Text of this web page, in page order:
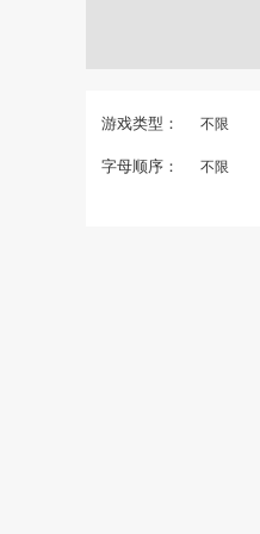
游戏类型： 不限
字母顺序： 不限